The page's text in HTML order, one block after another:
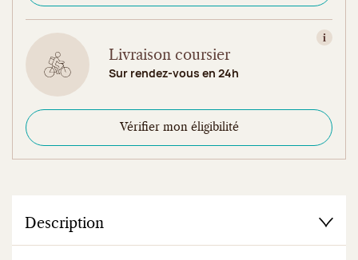
Livraison coursier
Sur rendez-vous en 24h
Vérifier mon éligibilité
Description